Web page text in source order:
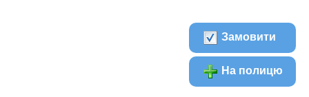
Замовити
На полицю